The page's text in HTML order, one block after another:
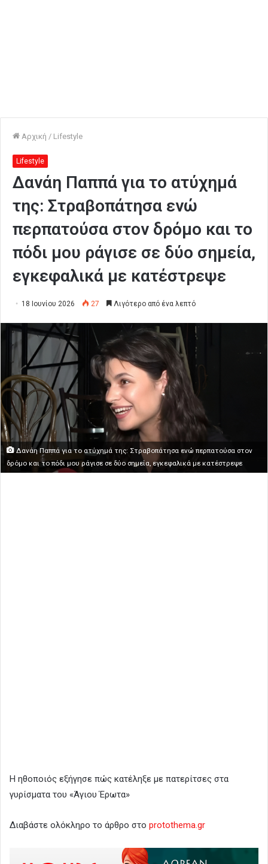
Αρχική / Lifestyle
Lifestyle
Δανάη Παππά για το ατύχημά
της: Στραβοπάτησα ενώ
περπατούσα στον δρόμο και το
πόδι μου ράγισε σε δύο σημεία,
εγκεφαλικά με κατέστρεψε
18 Ιουνίου 2026 27 Λιγότερο από ένα λεπτό
Δανάη Παππά για το ατύχημά της: Στραβοπάτησα ενώ περπατούσα στον
δρόμο και το πόδι μου ράγισε σε δύο σημεία, εγκεφαλικά με κατέστρεψε
Η ηθοποιός εξήγησε πώς κατέληξε με πατερίτσες στα
γυρίσματα του «Άγιου Έρωτα»
Διαβάστε ολόκληρο το άρθρο στο protothema.gr